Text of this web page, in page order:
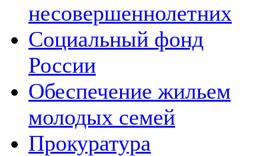
несовершеннолетних
Социальный фонд
России
Обеспечение жильем
молодых семей
Прокуратура